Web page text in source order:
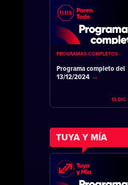
PROGRAMAS COMPLETOS
Programa completo del
13/12/2024
13 DIC
TUYA Y MÍA